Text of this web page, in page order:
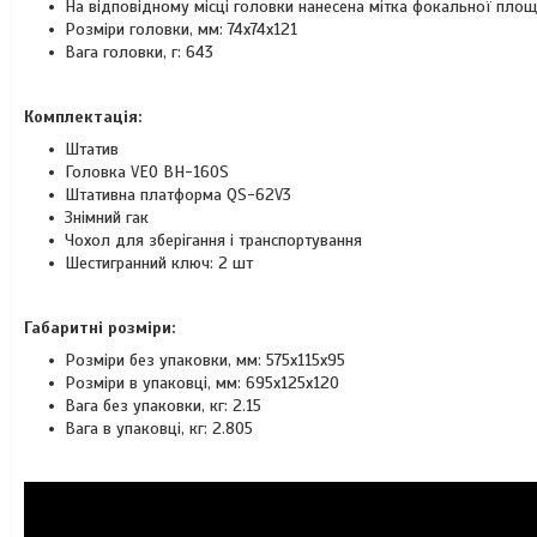
На відповідному місці головки нанесена мітка фокальної
Розміри головки, мм: 74х74х121
Вага головки, г: 643
Комплектація:
Штатив
Головка VEO BH-160S
Штативна платформа QS-62V3
Знімний гак
Чохол для зберігання і транспортування
Шестигранний ключ: 2 шт
Габаритні розміри:
Розміри без упаковки, мм: 575x115x95
Розміри в упаковці, мм: 695x125x120
Вага без упаковки, кг: 2.15
Вага в упаковці, кг: 2.805